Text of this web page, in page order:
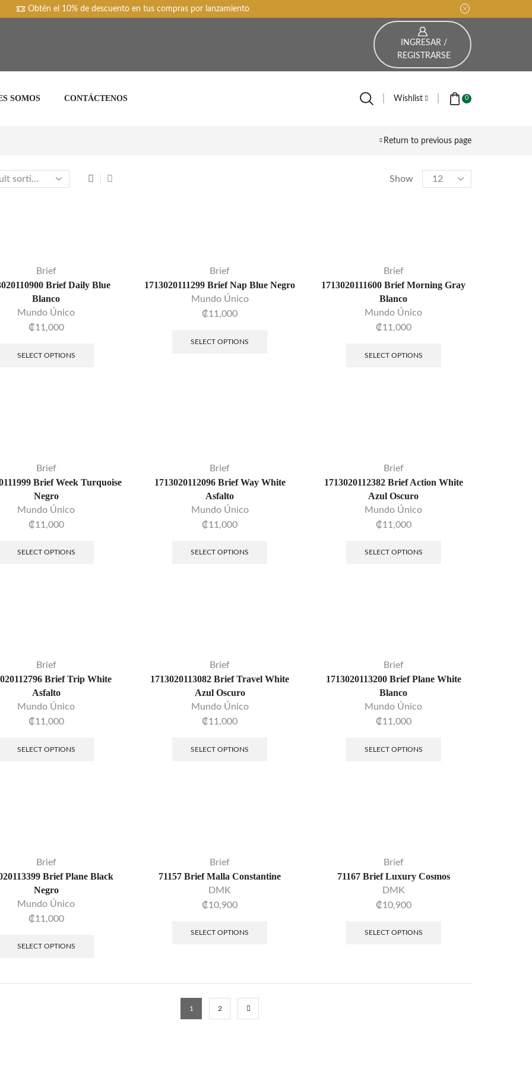
Obtén el 10% de descuento en tus compras por lanzamiento
INGRESAR /
REGISTRARSE
SOMOS CONTÁCTENOS Wishlist 0
Return to previous page
Show
Brief
Brief Daily Blue
Blanco
Mundo Único
₡11,000
SELECT OPTIONS
Brief
1713020111299 Brief Nap Blue Negro
Mundo Único
₡11,000
SELECT OPTIONS
Brief
1713020111600 Brief Morning Gray
Blanco
Mundo Único
₡11,000
SELECT OPTIONS
Brief
Brief Week Turquoise
Negro
Mundo Único
₡11,000
SELECT OPTIONS
Brief
1713020112096 Brief Way White
Asfalto
Mundo Único
₡11,000
SELECT OPTIONS
Brief
1713020112382 Brief Action White
Azul Oscuro
Mundo Único
₡11,000
SELECT OPTIONS
Brief
Brief Trip White
Asfalto
Mundo Único
₡11,000
SELECT OPTIONS
Brief
1713020113082 Brief Travel White
Azul Oscuro
Mundo Único
₡11,000
SELECT OPTIONS
Brief
1713020113200 Brief Plane White
Blanco
Mundo Único
₡11,000
SELECT OPTIONS
Brief
Brief Plane Black
Negro
Mundo Único
₡11,000
SELECT OPTIONS
Brief
71157 Brief Malla Constantine
DMK
₡10,900
SELECT OPTIONS
Brief
71167 Brief Luxury Cosmos
DMK
₡10,900
SELECT OPTIONS
1 2
Underwear
7837 Pijama Pantalón Corto Rosado